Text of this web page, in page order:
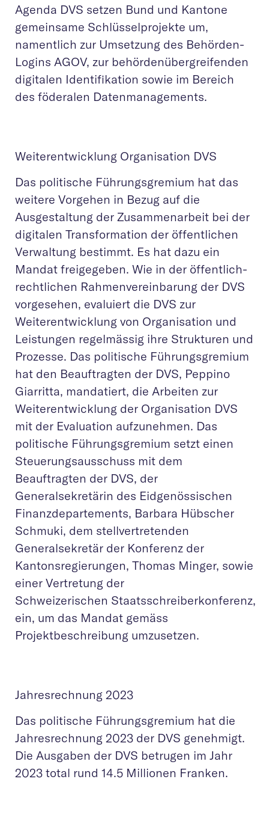
Agenda DVS setzen Bund und Kantone
gemeinsame Schlüsselprojekte um,
namentlich zur Umsetzung des Behörden-
Logins AGOV, zur behördenübergreifenden
digitalen Identifikation sowie im Bereich
des föderalen Datenmanagements.
Weiterentwicklung Organisation DVS
Das politische Führungsgremium hat das
weitere Vorgehen in Bezug auf die
Ausgestaltung der Zusammenarbeit bei der
digitalen Transformation der öffentlichen
Verwaltung bestimmt. Es hat dazu ein
Mandat freigegeben. Wie in der öffentlich-
rechtlichen Rahmenvereinbarung der DVS
vorgesehen, evaluiert die DVS zur
Weiterentwicklung von Organisation und
Leistungen regelmässig ihre Strukturen und
Prozesse. Das politische Führungsgremium
hat den Beauftragten der DVS, Peppino
Giarritta, mandatiert, die Arbeiten zur
Weiterentwicklung der Organisation DVS
mit der Evaluation aufzunehmen. Das
politische Führungsgremium setzt einen
Steuerungsausschuss mit dem
Beauftragten der DVS, der
Generalsekretärin des Eidgenössischen
Finanzdepartements, Barbara Hübscher
Schmuki, dem stellvertretenden
Generalsekretär der Konferenz der
Kantonsregierungen, Thomas Minger, sowie
einer Vertretung der
Schweizerischen Staatsschreiberkonferenz,
ein, um das Mandat gemäss
Projektbeschreibung umzusetzen.
Jahresrechnung 2023
Das politische Führungsgremium hat die
Jahresrechnung 2023 der DVS genehmigt.
Die Ausgaben der DVS betrugen im Jahr
2023 total rund 14.5 Millionen Franken.